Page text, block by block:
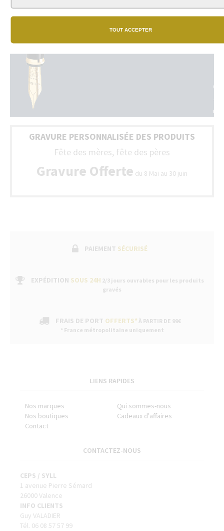
TOUT ACCEPTER
vrai
nos
GRAVURE PERSONNALISÉE DES PRODUITS
Fête des mères, fête des pères
Gravure Offerte du 8 Mai au 30 juin
PAIEMENT SÉCURISÉ
EXPÉDITION SOUS 24H 2/3 jours ouvrables pour les produits
gravés
FRAIS DE PORT OFFERTS* À PARTIR DE 99€
* France métropolitaine uniquement
LIENS RAPIDES
Nos marques
Qui sommes-nous
Nos boutiques
Cadeaux d'affaires
Contact
CONTACTEZ-NOUS
CEPS / SYLL
1 avenue Pierre Sémard
26000 Valence
INFO CLIENTS
Guy VALADIER
Tél. 06 08 57 57 99